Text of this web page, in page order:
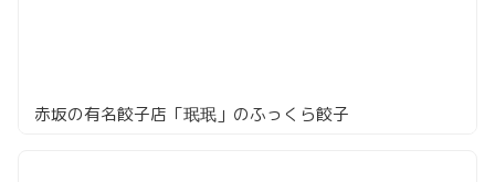
赤坂の有名餃子店「珉珉」のふっくら餃子